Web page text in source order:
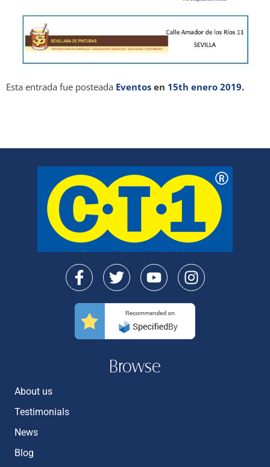
Esta entrada fue posteada Eventos en 15th enero 2019.
Browse
About us
Testimonials
News
Blog